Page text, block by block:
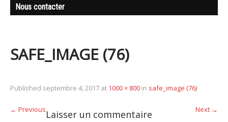
Nous contacter
SAFE_IMAGE (76)
Published septembre 4, 2017 at 1000 × 800 in safe_image (76)
← Previous Next →
Laisser un commentaire